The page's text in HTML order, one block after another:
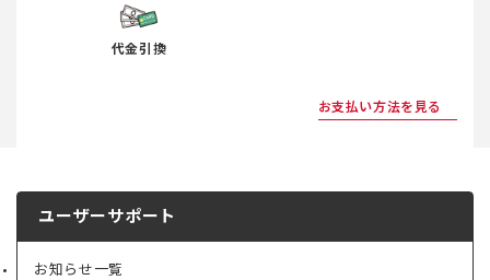
代金引換
お支払い方法を見る
ユーザーサポート
お知らせ一覧